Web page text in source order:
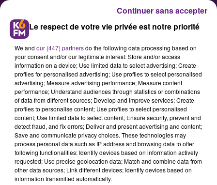
Le village des recruteurs sera de
retour à Dijon le 26 septembre
Le désormais traditionnel « village
des recruteurs » sera de retour
place de la République à Dijon le
jeudi 26 septembre avec plus de
Le respect de votre vie privée est notre priorité
We and our (447) partnersdo the following data processing based on
your consent and/or our legitimate interest: Store and/or access
information on a device; Use limited data to select advertising; Create
profiles for personalised advertising; Use profiles to select personalised
advertising; Measure advertising performance; Measure content
performance; Understand audiences through statistics or combinations
of data from different sources; Develop and improve services; Create
profiles to personalise content; Use profiles to select personalised
content; Use limited data to select content; Ensure security, prevent and
detect fraud, and fix errors; Deliver and present advertising and content;
Save and communicate privacy choices. These technologies may
process personal data such as IP address and browsing data to offer
following functionalities: Identify devices based on information actively
requested; Use precise geolocation data; Match and combine data from
other data sources; Link different devices; Identify devices based on
information transmitted automatically.
Continuer sans accepter